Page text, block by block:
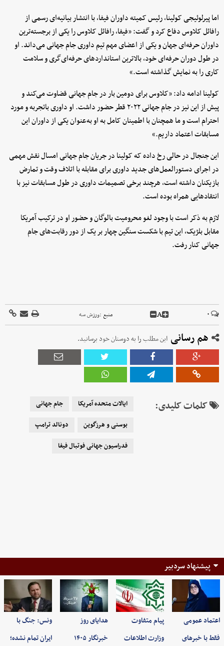
اما پیرلوئیجی کولینا، رئیس کمیته داوران فیفا، با انتشار بیانیه‌ای رسمی از
رافائل کلاوس دفاع کرد و گفت: «فیفا، رافائل کلاوس را یکی از برجسته‌ترین
داوران حرفه‌ای جهان و یکی از اعضای مهم تیم داوری جام جهانی می‌داند. او
در طول دوران حرفه‌ای خود، بالاترین استانداردهای حرفه‌ای‌گری و سلامت
کاری را به نمایش گذاشته است.»
کولینا ادامه داد: «کلاوس برای دومین بار در جام جهانی قضاوت می‌کند و
پیش از این نیز در جام جهانی ۲۰۲۲ قطر حضور داشت. او داوری باتجربه و مورد
احترام است و ما همچنان با اطمینان کامل به او به‌عنوان یکی از داوران این
مسابقات اعتماد داریم.»
این جنجال در حالی رخ داده که کولینا در جریان جام جهانی امسال نقش مهمی
در اجرای دستورالعمل‌های جدید داوری برای مقابله با اتلاف وقت و تمارض
بازیکنان داشته است، هرچند برخی تصمیمات داوری در طول مسابقات نیز با
انتقادهایی همراه بوده است.
لازم به ذکر است با وجود لغو محرومیت بالوگان و حضور او در ترکیب آمریکا
مقابل بلژیک، این تیم با شکست سنگین چهار بر یک از دور رقابت‌های جام
جهانی کنار رفت.
۰ A منبع :ورزش سه
هم رسانی این مطلب را به دوستان خود برسانید.
کلمات کلیدی: ایالات متحده آمریکا
جام جهانی
بوسنی و هرزگوین
دونالد ترامپ
فدراسیون جهانی فوتبال فیفا
پیشنهاد سردبیر
اعتماد عمومی
فقط با خبرهای
پیام متفاوت
وزارت اطلاعات
هدایای روز
خبرنگار ۱۴۰۵
ونس: جنگ با
ایران تمام نشده؛